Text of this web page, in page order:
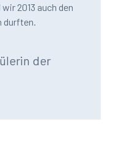
2013 auch den
durften.
der